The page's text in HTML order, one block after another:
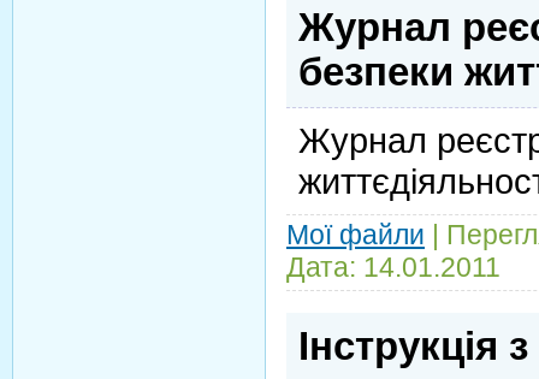
Журнал
безпеки
Журнал
Мої файли
Дата: 14.01.2011
Інструкція